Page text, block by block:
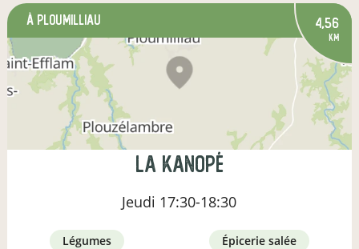
à Ploumilliau 4,56
km
La Kanopé
Jeudi 17:30-18:30
légumes épicerie salée